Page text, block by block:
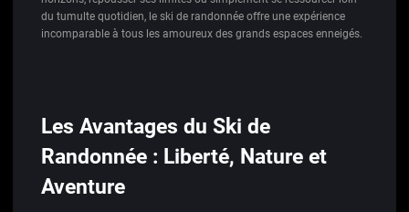
du tumulte quotidien, le ski de randonnée offre une expérience
incomparable à tous les amoureux des grands espaces enneigés.
Les Avantages du Ski de
Randonnée : Liberté, Nature et
Aventure